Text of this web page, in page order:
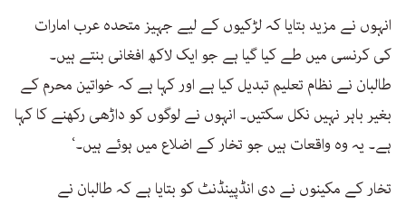
انہوں نے مزید بتایا کہ لڑکیوں کے لیے جہیز متحدہ عرب امارات
کی کرنسی میں طے کیا گیا ہے جو ایک لاکھ افغانی بنتے ہیں۔
طالبان نے نظام تعلیم تبدیل کیا ہے اور کہا ہے کہ خواتین محرم کے
بغیر باہر نہیں نکل سکتیں۔ انہوں نے لوگوں کو داڑھی رکھنے کا کہا
ہے۔ یہ وہ واقعات ہیں جو تخار کے اضلاع میں ہوئے ہیں۔‘
تخار کے مکینوں نے دی انڈپینڈنٹ کو بتایا ہے کہ طالبان نے